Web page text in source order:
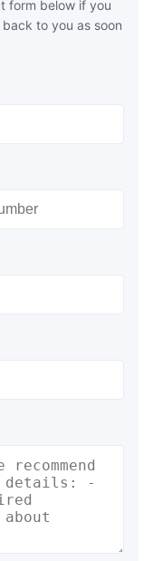
form below if you
to you as soon